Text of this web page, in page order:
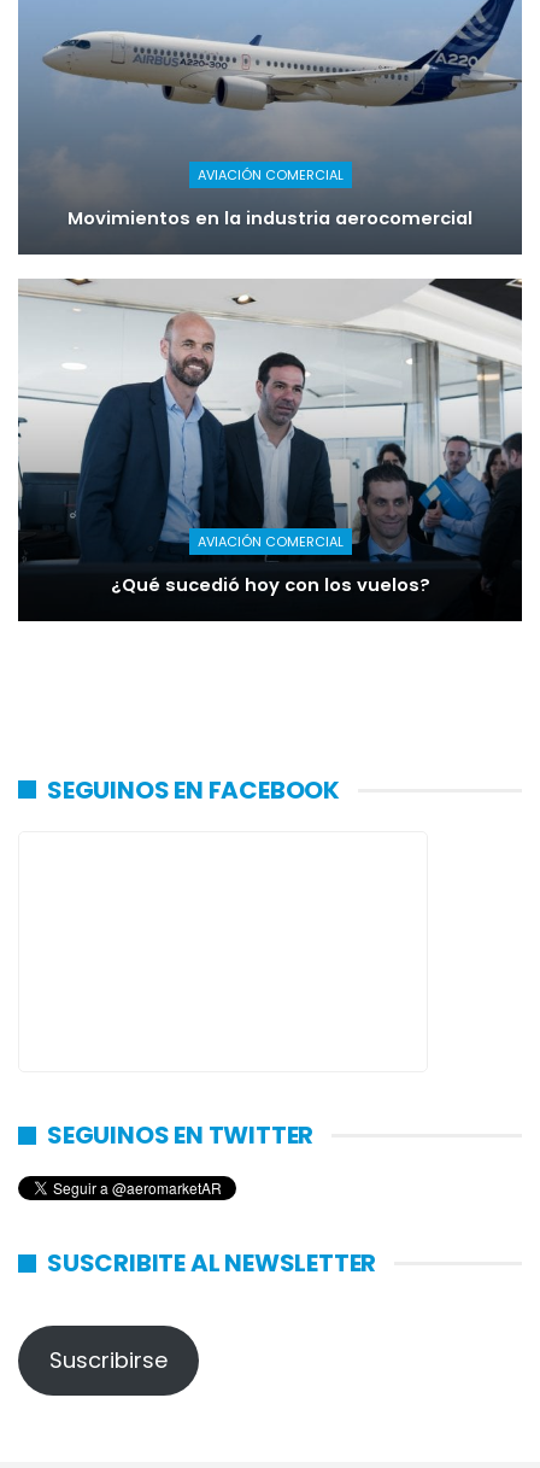
AVIACIÓN COMERCIAL
Movimientos en la industria aerocomercial
AVIACIÓN COMERCIAL
¿Qué sucedió hoy con los vuelos?
SEGUINOS EN FACEBOOK
SEGUINOS EN TWITTER
SUSCRIBITE AL NEWSLETTER
Suscribirse